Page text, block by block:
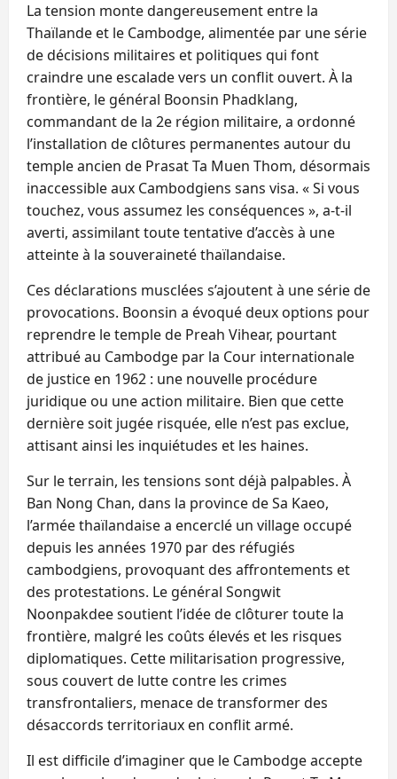
La tension monte dangereusement entre la
Thaïlande et le Cambodge, alimentée par une série
de décisions militaires et politiques qui font
craindre une escalade vers un conflit ouvert. À la
frontière, le général Boonsin Phadklang,
commandant de la 2e région militaire, a ordonné
l’installation de clôtures permanentes autour du
temple ancien de Prasat Ta Muen Thom, désormais
inaccessible aux Cambodgiens sans visa. « Si vous
touchez, vous assumez les conséquences », a-t-il
averti, assimilant toute tentative d’accès à une
atteinte à la souveraineté thaïlandaise.
Ces déclarations musclées s’ajoutent à une série de
provocations. Boonsin a évoqué deux options pour
reprendre le temple de Preah Vihear, pourtant
attribué au Cambodge par la Cour internationale
de justice en 1962 : une nouvelle procédure
juridique ou une action militaire. Bien que cette
dernière soit jugée risquée, elle n’est pas exclue,
attisant ainsi les inquiétudes et les haines.
Sur le terrain, les tensions sont déjà palpables. À
Ban Nong Chan, dans la province de Sa Kaeo,
l’armée thaïlandaise a encerclé un village occupé
depuis les années 1970 par des réfugiés
cambodgiens, provoquant des affrontements et
des protestations. Le général Songwit
Noonpakdee soutient l’idée de clôturer toute la
frontière, malgré les coûts élevés et les risques
diplomatiques. Cette militarisation progressive,
sous couvert de lutte contre les crimes
transfrontaliers, menace de transformer des
désaccords territoriaux en conflit armé.
Il est difficile d’imaginer que le Cambodge accepte